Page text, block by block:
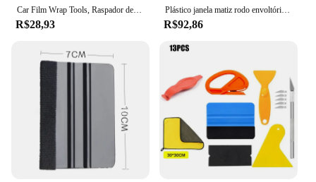
Car Film Wrap Tools, Raspador de Vinil Rodo para Veículo, Película para Janela, Envolvimento Tint, Borda De Vinil, Aparar Espátula, Auto Veículo Wraps
R$28,93
Plástico janela matiz rodo envoltório com feltro borda, papel de parede ferramenta, aplicador decalque, raspador do vinil, 8 ", 6", 5 ", 4"
R$92,86